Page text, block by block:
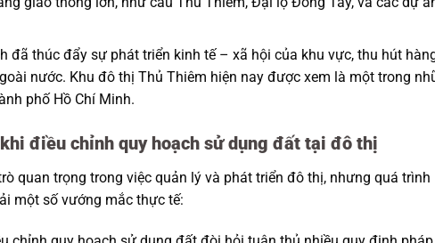
đã thúc đẩy sự phát triển kinh tế – xã hội của khu vực, thu hút
nước. Khu đô thị Thủ Thiêm hiện nay được xem là một trong
phố Hồ Chí Minh.
điều chỉnh quy hoạch sử dụng đất tại đô thị
quan trọng trong việc quản lý và phát triển đô thị, nhưng quá trình
một số vướng mắc thực tế: